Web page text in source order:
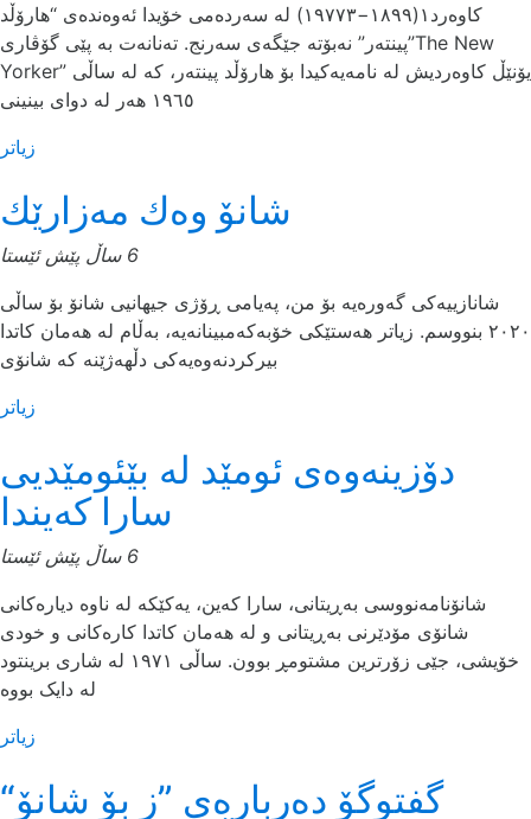
کاوه‌رد١(١٨٩٩−١٩٧٧٣) له‌ سه‌رده‌می خۆیدا ئه‌وه‌نده‌ی “هارۆڵد
پینته‌ر” نه‌بۆته‌ جێگه‌ی سه‌رنج. ته‌نانه‌ت به‌ پێی گۆڤاری”The New
Yorker” یۆنێڵ کاوه‌ردیش له‌ نامه‌یه‌کیدا بۆ هارۆڵد پینته‌ر، که‌ له‌ ساڵی
١٩٦٥ هه‌ر له‌ دوای بینینی
زیاتر
شانۆ وەك مەزارێك
6 ساڵ پێش ئێستا
شانازییەکی گەورەیە بۆ من، پەیامی ڕۆژی جیهانیی شانۆ بۆ ساڵی
٢٠٢٠ بنووسم. زیاتر هەستێکی خۆبەکەمبینانەیە، بەڵام لە هەمان کاتدا
بیرکردنەوەیەکی دڵهەژێنە کە شانۆی
زیاتر
دۆزینەوەی ئومێد لە بێئومێدیی
سارا کەیندا
6 ساڵ پێش ئێستا
شانۆنامەنووسی بەڕیتانی، سارا کەین، یەکێکە لە ناوە دیارەکانی
شانۆی مۆدێرنی بەڕیتانی و لە هەمان کاتدا کارەکانی و خودی
خۆیشی، جێی زۆرترین مشتومڕ بوون. ساڵی ١٩٧١ لە شاری برینتود
لە دایک بووە
زیاتر
گفتوگۆ دەربارەی ”ز بۆ شانۆ“